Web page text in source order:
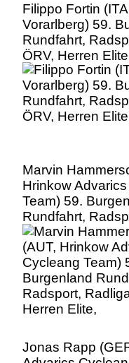
Filippo Fortin
Vorarlberg) 59.
Rundfahrt,
ÖRV, Herren
Marvin
Hrinkow
Team) 59.
Rundfahrt,
ÖRV, Herren
Jonas Rapp